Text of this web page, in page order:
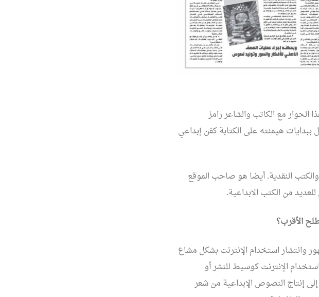
الحوار مع الكاتب والشاعر رامز
هيمنته على الكتابة كفن إبداعي
النقدية. أيضا هو صاحب الموقع
من الكتب الابداعية.
وانتشار استخدام الإنترنت بشكل مشاع
الإنترنت كوسيط للنشر أو
إنتاج النصوص الإبداعية من شعر